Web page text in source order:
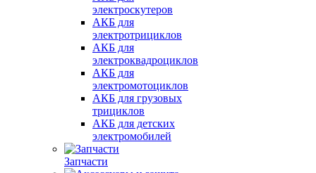
электроскутеров
АКБ для
электротрициклов
АКБ для
электроквадроциклов
АКБ для
электромотоциклов
АКБ для грузовых
трициклов
АКБ для детских
электромобилей
Запчасти